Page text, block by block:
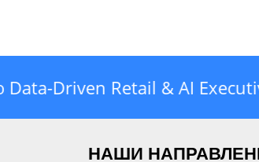
Driven Retail & AI
НАШИ